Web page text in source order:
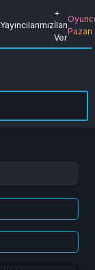
Yayıncılarımız
+
İlan
Ver
Pazarı